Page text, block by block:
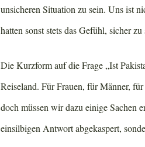
unsicheren Situation zu sein. Uns ist
hatten sonst stets das Gefühl, sicher zu
Die Kurzform auf die Frage „Ist
Reiseland. Für Frauen, für Männer,
doch müssen wir dazu einige Sachen
einsilbigen Antwort abgekaspert,